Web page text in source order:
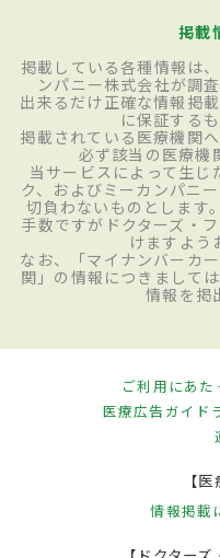
掲載
掲載している各種情報は
ンパニー株式会社が調
出来るだけ正確な情報掲
に保証する
掲載されている医療機関
必ず該当の医療機
当サービスによって生じ
ク、およびミーカンパニ
切負わないものとします
手数ですがドクターズ・
けますよう
なお、「マイナンバーカ
関」の情報につきまして
情報を掲
ご利用にあた
医療広告ガイド
【
情報掲載